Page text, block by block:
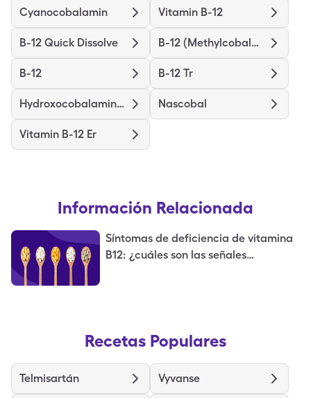
Cyanocobalamin Vitamin B-12
B-12 Quick Dissolve B-12 (Methylcobalamin)
B-12 B-12 Tr
Hydroxocobalamin Acetate Nascobal
Vitamin B-12 Er
Información Relacionada
Síntomas de deficiencia de vitamina
B12: ¿cuáles son las señales
Recetas Populares
Telmisartán Vyvanse